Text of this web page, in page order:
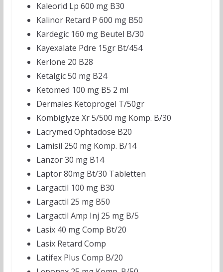
Kaleorid Lp 600 mg B30
Kalinor Retard P 600 mg B50
Kardegic 160 mg Beutel B/30
Kayexalate Pdre 15gr Bt/454
Kerlone 20 B28
Ketalgic 50 mg B24
Ketomed 100 mg B5 2 ml
Dermales Ketoprogel T/50gr
Kombiglyze Xr 5/500 mg Komp. B/30
Lacrymed Ophtadose B20
Lamisil 250 mg Komp. B/14
Lanzor 30 mg B14
Laptor 80mg Bt/30 Tabletten
Largactil 100 mg B30
Largactil 25 mg B50
Largactil Amp Inj 25 mg B/5
Lasix 40 mg Comp Bt/20
Lasix Retard Comp
Latifex Plus Comp B/20